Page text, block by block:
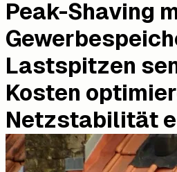
Peak-Shaving
Lastspitzen
Kosten
Netzstabilität